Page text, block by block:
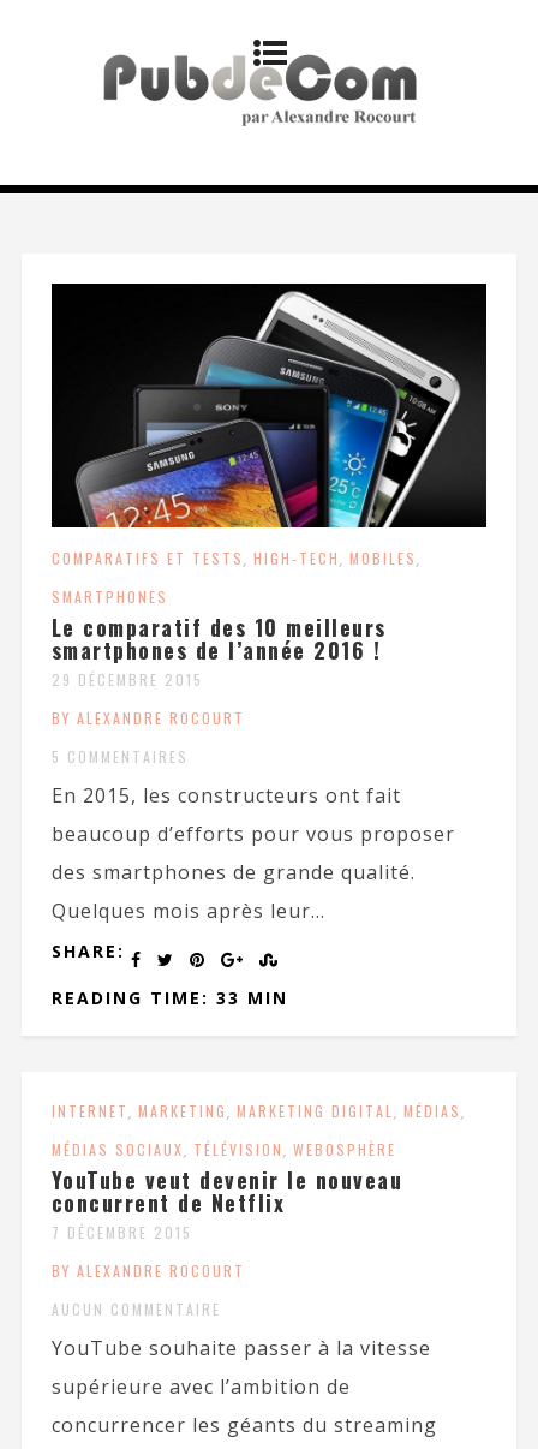
COMPARATIFS ET TESTS, HIGH-TECH, MOBILES,
SMARTPHONES
Le comparatif des 10 meilleurs
smartphones de l’année 2016 !
29 DÉCEMBRE 2015
BY ALEXANDRE ROCOURT
5 COMMENTAIRES
En 2015, les constructeurs ont fait
beaucoup d’efforts pour vous proposer
des smartphones de grande qualité.
Quelques mois après leur...
SHARE:
READING TIME: 33 MIN
INTERNET, MARKETING, MARKETING DIGITAL , MÉDIAS,
MÉDIAS SOCIAUX, TÉLÉVISION, WEBOSPHÈRE
YouTube veut devenir le nouveau
concurrent de Netflix
7 DÉCEMBRE 2015
BY ALEXANDRE ROCOURT
AUCUN COMMENTAIRE
YouTube souhaite passer à la vitesse
supérieure avec l’ambition de
concurrencer les géants du streaming